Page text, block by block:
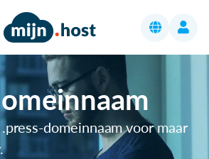
domeinnaam voor maar